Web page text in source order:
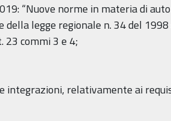
“Nuove norme in materia di
legge regionale n. 34 del
23 commi 3 e 4;
integrazioni, relativamente ai